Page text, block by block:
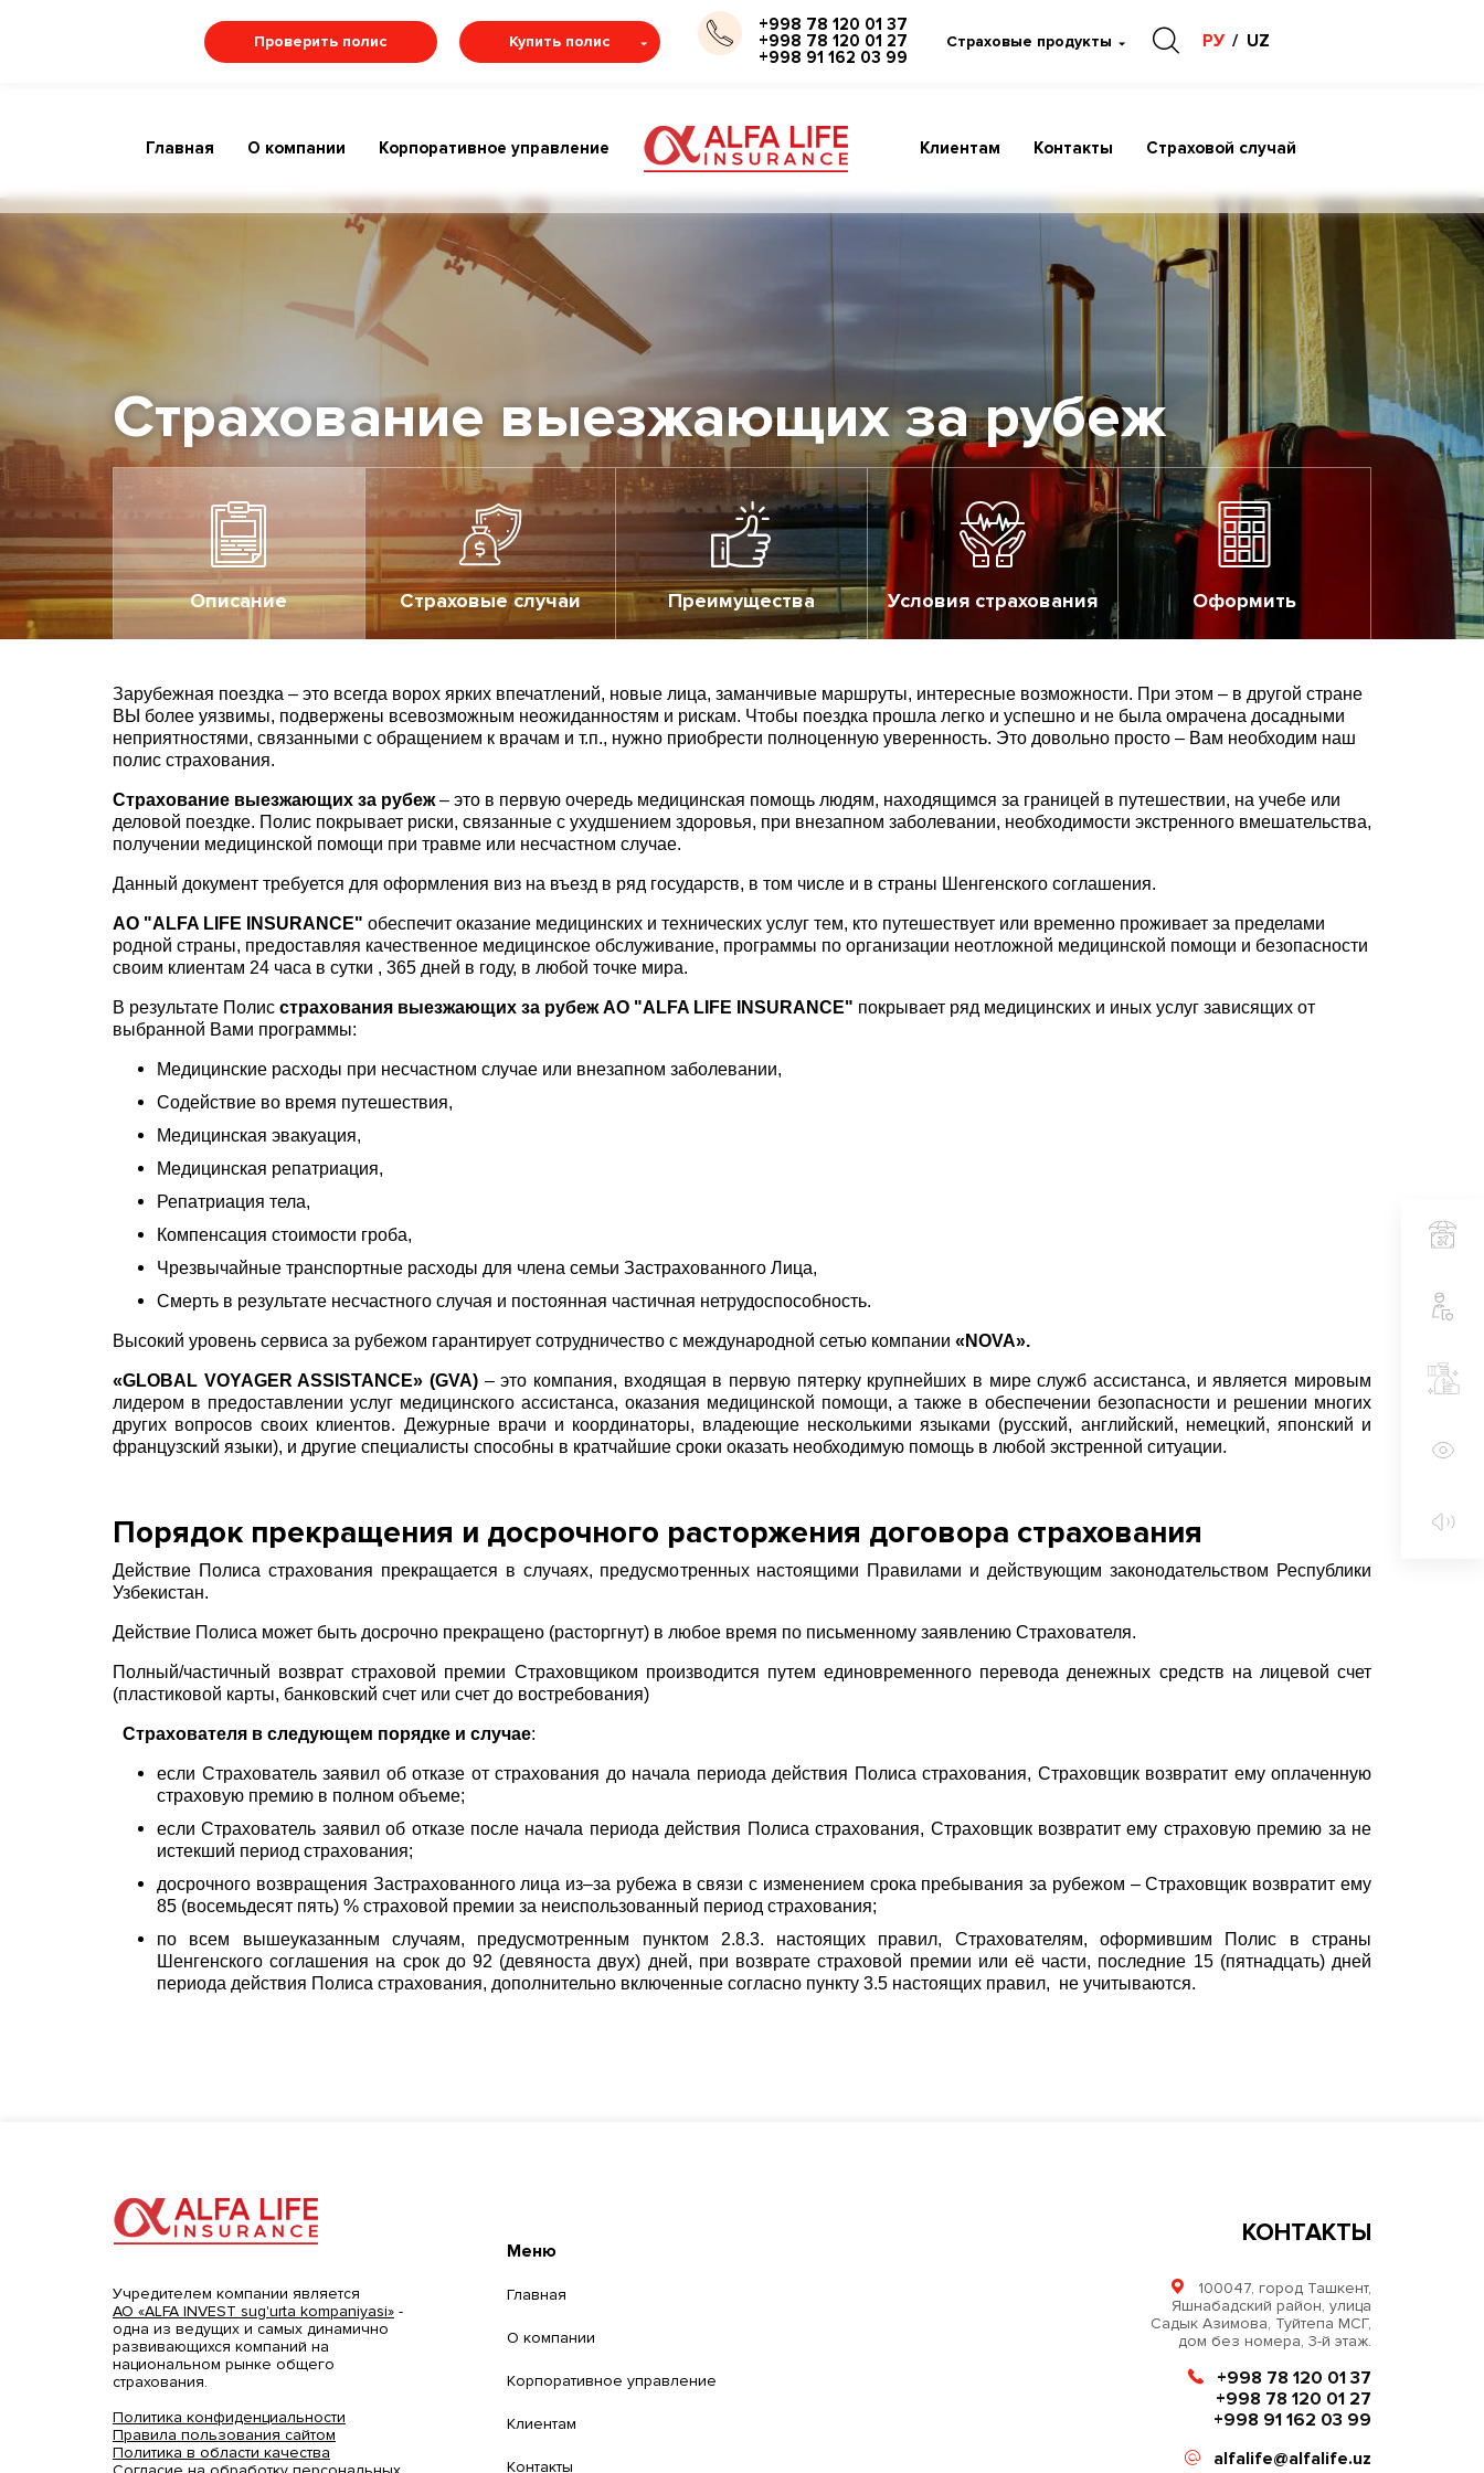
Проверить полис Купить полис
+998 78 120 01 37
+998 78 120 01 27
+998 91 162 03 99
Страховые продукты РУ UZ
Главная О компании Корпоративное управление Клиентам Контакты Страховой случай
Страхование выезжающих за рубеж
Описание Страховые случаи Преимущества Условия страхования Оформить
Зарубежная поездка – это всегда ворох ярких впечатлений, новые лица, заманчивые маршруты, интересные возможности. При этом – в другой стране
ВЫ более уязвимы, подвержены всевозможным неожиданностям и рискам. Чтобы поездка прошла легко и успешно и не была омрачена досадными
неприятностями, связанными с обращением к врачам и т.п., нужно приобрести полноценную уверенность. Это довольно просто – Вам необходим наш
полис страхования.
Страхование выезжающих за рубеж– это в первую очередь медицинская помощь людям, находящимся за границей в путешествии, на учебе или
деловой поездке. Полис покрывает риски, связанные с ухудшением здоровья, при внезапном заболевании, необходимости экстренного вмешательства,
получении медицинской помощи при травме или несчастном случае.
Данный документ требуется для оформления виз на въезд в ряд государств, в том числе и в страны Шенгенского соглашения.
АО "ALFA LIFE INSURANCE" обеспечит оказание медицинских и технических услуг тем, кто путешествует или временно проживает за пределами
родной страны, предоставляя качественное медицинское обслуживание, программы по организации неотложной медицинской помощи и безопасности
своим клиентам 24 часа в сутки , 365 дней в году, в любой точке мира.
В результате Полис страхования выезжающих за рубеж АО "ALFA LIFE INSURANCE" покрывает ряд медицинских и иных услуг зависящих от
выбранной Вами программы:
Медицинские расходы при несчастном случае или внезапном заболевании,
Содействие во время путешествия,
Медицинская эвакуация,
Медицинская репатриация,
Репатриация тела,
Компенсация стоимости гроба,
Чрезвычайные транспортные расходы для члена семьи Застрахованного Лица,
Смерть в результате несчастного случая и постоянная частичная нетрудоспособность.
Высокий уровень сервиса за рубежом гарантирует сотрудничество с международной сетью компании «NOVA».
«GLOBAL VOYAGER ASSISTANCE» (GVA) – это компания, входящая в первую пятерку крупнейших в мире служб ассистанса, и является мировым
лидером в предоставлении услуг медицинского ассистанса, оказания медицинской помощи, а также в обеспечении безопасности и решении многих
других вопросов своих клиентов. Дежурные врачи и координаторы, владеющие несколькими языками (русский, английский, немецкий, японский и
французский языки), и другие специалисты способны в кратчайшие сроки оказать необходимую помощь в любой экстренной ситуации.
Порядок прекращения и досрочного расторжения договора страхования
Действие Полиса страхования прекращается в случаях, предусмотренных настоящими Правилами и действующим законодательством Республики
Узбекистан.
Действие Полиса может быть досрочно прекращено (расторгнут) в любое время по письменному заявлению Страхователя.
Полный/частичный возврат страховой премии Страховщиком производится путем единовременного перевода денежных средств на лицевой счет
(пластиковой карты, банковский счет или счет до востребования)
Страхователя в следующем порядке и случае:
если Страхователь заявил об отказе от страхования до начала периода действия Полиса страхования, Страховщик возвратит ему оплаченную
страховую премию в полном объеме;
если Страхователь заявил об отказе после начала периода действия Полиса страхования, Страховщик возвратит ему страховую премию за не
истекший период страхования;
досрочного возвращения Застрахованного лица из–за рубежа в связи с изменением срока пребывания за рубежом – Страховщик возвратит ему
85 (восемьдесят пять) % страховой премии за неиспользованный период страхования;
по всем вышеуказанным случаям, предусмотренным пунктом 2.8.3. настоящих правил, Страхователям, оформившим Полис в страны
Шенгенского соглашения на срок до 92 (девяноста двух) дней, при возврате страховой премии или её части, последние 15 (пятнадцать) дней
периода действия Полиса страхования, дополнительно включенные согласно пункту 3.5 настоящих правил, не учитываются.
Учредителем компании является
АО «ALFA INVEST sug'urta kompaniyasi» -
одна из ведущих и самых динамично
развивающихся компаний на
национальном рынке общего
страхования.
Политика конфиденциальности
Правила пользования сайтом
Политика в области качества
Меню
Главная
О компании
Корпоративное управление
Клиентам
Контакты
КОНТАКТЫ
100047, город Ташкент,
Яшнабадский район, улица
Садык Азимова, Туйтепа МСГ,
дом без номера, 3-й этаж.
+998 78 120 01 37
+998 78 120 01 27
+998 91 162 03 99
alfalife@alfalife.uz